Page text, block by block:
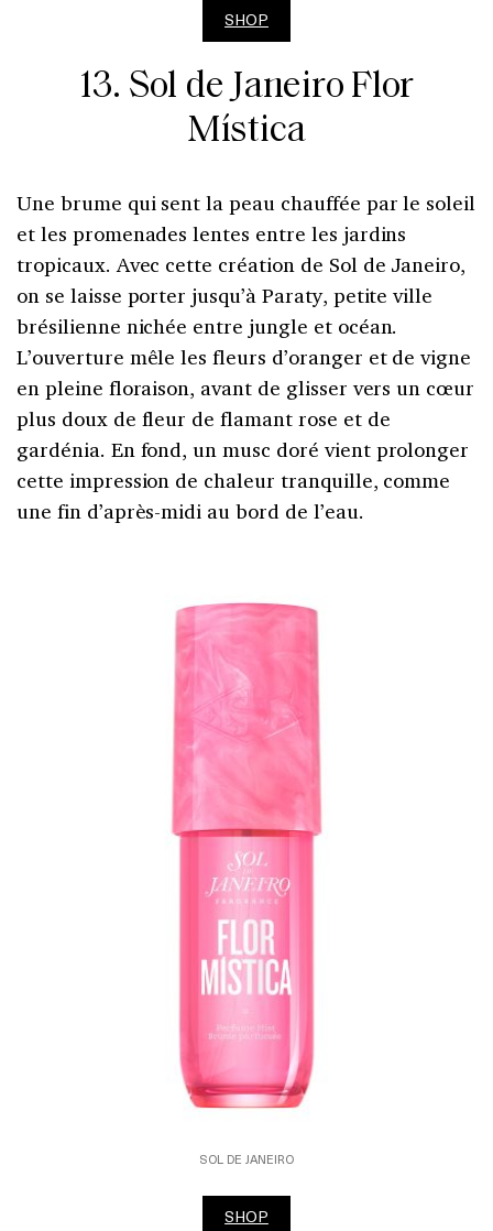
SHOP
13. Sol de Janeiro Flor
Mística
Une brume qui sent la peau chauffée par le soleil
et les promenades lentes entre les jardins
tropicaux. Avec cette création de Sol de Janeiro,
on se laisse porter jusqu’à Paraty, petite ville
brésilienne nichée entre jungle et océan.
L’ouverture mêle les fleurs d’oranger et de vigne
en pleine floraison, avant de glisser vers un cœur
plus doux de fleur de flamant rose et de
gardénia. En fond, un musc doré vient prolonger
cette impression de chaleur tranquille, comme
une fin d’après-midi au bord de l’eau.
SOL DE JANEIRO
SHOP